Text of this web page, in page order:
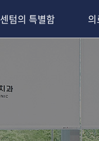
센텀의 특별함 의
센텀토
이갈이/
두통/안
3D 가
충치치료